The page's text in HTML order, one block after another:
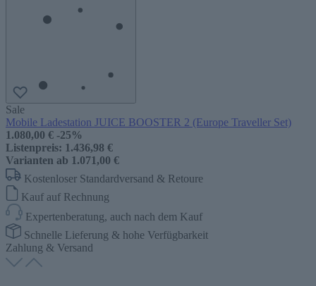
Sale
Mobile Ladestation JUICE BOOSTER 2 (Europe Traveller Set)
1.080,00 € -25%
Listenpreis: 1.436,98 €
Varianten ab 1.071,00 €
Kostenloser Standardversand & Retoure
Kauf auf Rechnung
Expertenberatung, auch nach dem Kauf
Schnelle Lieferung & hohe Verfügbarkeit
Zahlung & Versand